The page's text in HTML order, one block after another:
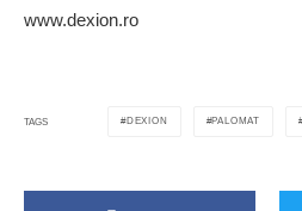
www.dexion.ro
TAGS DEXION PALOMAT